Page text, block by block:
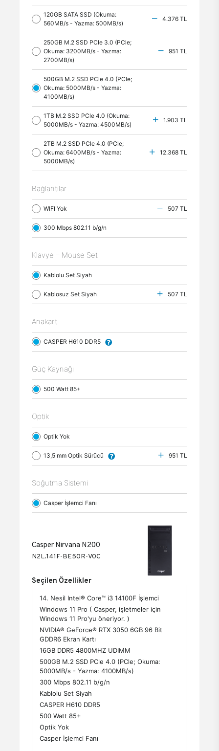
120GB SATA SSD (Okuma:
560MB/s - Yazma: 500MB/s)
4.376 TL
250GB M.2 SSD PCle 3.0 (PCle;
Okuma: 3200MB/s - Yazma:
2700MB/s)
951 TL
500GB M.2 SSD PCle 4.0 (PCle;
Okuma: 5000MB/s - Yazma:
4100MB/s)
1TB M.2 SSD PCle 4.0 (Okuma:
5000MB/s - Yazma: 4500MB/s)
1.903 TL
2TB M.2 SSD PCle 4.0 (PCle;
Okuma: 6400MB/s - Yazma:
5000MB/s)
12.368 TL
Bağlantılar
WIFI Yok 507 TL
300 Mbps 802.11 b/g/n
Klavye – Mouse Set
Kablolu Set Siyah
Kablosuz Set Siyah 507 TL
Anakart
CASPER H610 DDR5
Güç Kaynağı
500 Watt 85+
Optik
Optik Yok
13,5 mm Optik Sürücü 951 TL
Soğutma Sistemi
Casper İşlemci Fanı
Casper Nirvana N200
N2L.141F-BE50R-V0C
Seçilen Özellikler
14. Nesil Intel® Core™ i3 14100F İşlemci
Windows 11 Pro ( Casper, işletmeler için
Windows 11 Pro'yu öneriyor. )
NVIDIA® GeForce® RTX 3050 6GB 96 Bit
GDDR6 Ekran Kartı
16GB DDR5 4800MHZ UDIMM
500GB M.2 SSD PCle 4.0 (PCle; Okuma:
5000MB/s - Yazma: 4100MB/s)
300 Mbps 802.11 b/g/n
Kablolu Set Siyah
CASPER H610 DDR5
500 Watt 85+
Optik Yok
Casper İşlemci Fanı